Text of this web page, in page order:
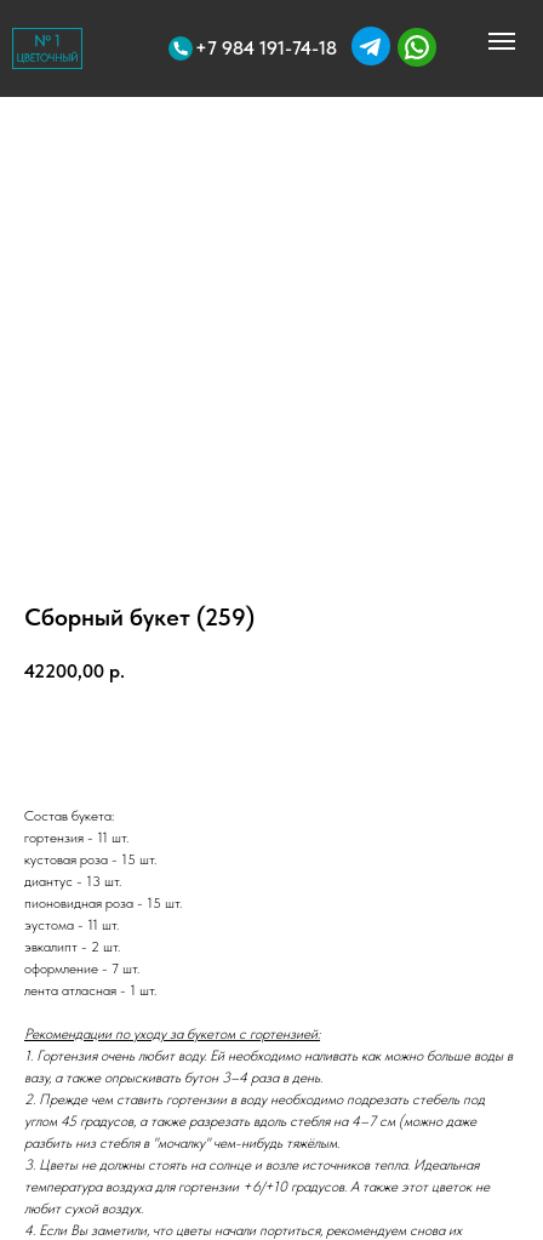
+7 984 191-74-18
Сборный букет (259)
42200,00 р.
Состав букета:
гортензия - 11 шт.
кустовая роза - 15 шт.
диантус - 13 шт.
пионовидная роза - 15 шт.
эустома - 11 шт.
эвкалипт - 2 шт.
оформление - 7 шт.
лента атласная - 1 шт.
Рекомендации по уходу за букетом с гортензией:
1. Гортензия очень любит воду. Ей необходимо наливать как можно больше воды в
вазу, а также опрыскивать бутон 3–4 раза в день.
2. Прежде чем ставить гортензии в воду необходимо подрезать стебель под
углом 45 градусов, а также разрезать вдоль стебля на 4–7 см (можно даже
разбить низ стебля в "мочалку" чем-нибудь тяжёлым.
3. Цветы не должны стоять на солнце и возле источников тепла. Идеальная
температура воздуха для гортензии +6/+10 градусов. А также этот цветок не
любит сухой воздух.
4. Если Вы заметили, что цветы начали портиться, рекомендуем снова их